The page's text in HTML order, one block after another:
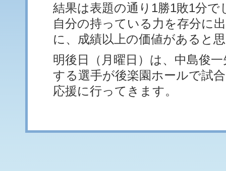
結果は表題の通り1勝1敗1分で
自分の持っている力を存分に
に、成績以上の価値があると
明後日（月曜日）は、中島俊
する選手が後楽園ホールで試
応援に行ってきます。